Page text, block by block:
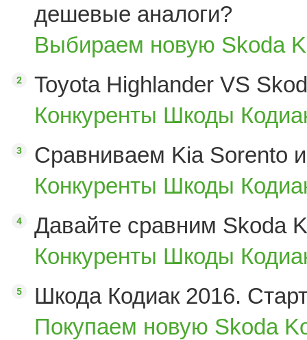
дешевые аналоги?
Выбираем новую Skoda
Toyota Highlander VS
Конкуренты Шкоды
Сравниваем Kia Sorento
Конкуренты Шкоды
Давайте сравним Skoda
Конкуренты Шкоды
Шкода Кодиак 2016.
Покупаем новую Skoda